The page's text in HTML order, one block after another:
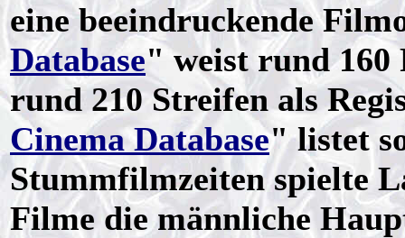
eine beeindruckende
Database" weist rund 160
rund 210 Streifen als
Cinema Database" listet
Stummfilmzeiten spielte
Filme die männliche